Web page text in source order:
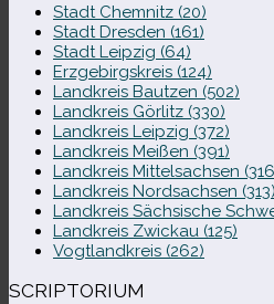
Stadt Chemnitz (20)
Stadt Dresden (161)
Stadt Leipzig (64)
Erzgebirgskreis (124)
Landkreis Bautzen (502)
Landkreis Görlitz (330)
Landkreis Leipzig (372)
Landkreis Meißen (391)
Landkreis Mittelsachsen
Landkreis Nordsachsen (313)
Landkreis Sächsische
Landkreis Zwickau (125)
Vogtlandkreis (262)
SCRIPTORIUM